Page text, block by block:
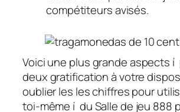
compétiteurs avisés.
Voici une plus grande aspects
deux gratification à votre
oublier les les chiffres pour
toi-même í du Salle de jeu 888